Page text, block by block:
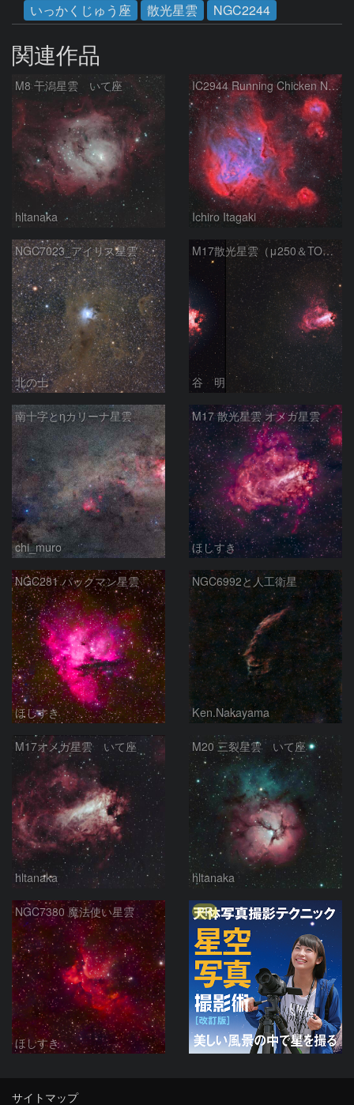
いっかくじゅう座
散光星雲 NGC2244
関連作品
M8 干潟星雲 いて座
hltanaka
IC2944 Running Chicken Nebula
Ichiro Itagaki
NGC7023_アイリス星雲
北の士
M17散光星雲（μ250＆TOA130）
谷 明
南十字とηカリーナ星雲
chi_muro
M17 散光星雲 オメガ星雲
ほしすき
NGC281 パックマン星雲
ほしすき
NGC6992と人工衛星
Ken.Nakayama
M17オメガ星雲 いて座
hltanaka
M20 三裂星雲 いて座
hltanaka
NGC7380 魔法使い星雲
ほしすき
PR
サイトマップ